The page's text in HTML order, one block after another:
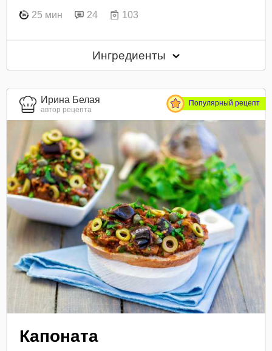
25 мин 24 103
Ингредиенты
Ирина Белая
автор рецепта
Популярный рецепт
Капоната